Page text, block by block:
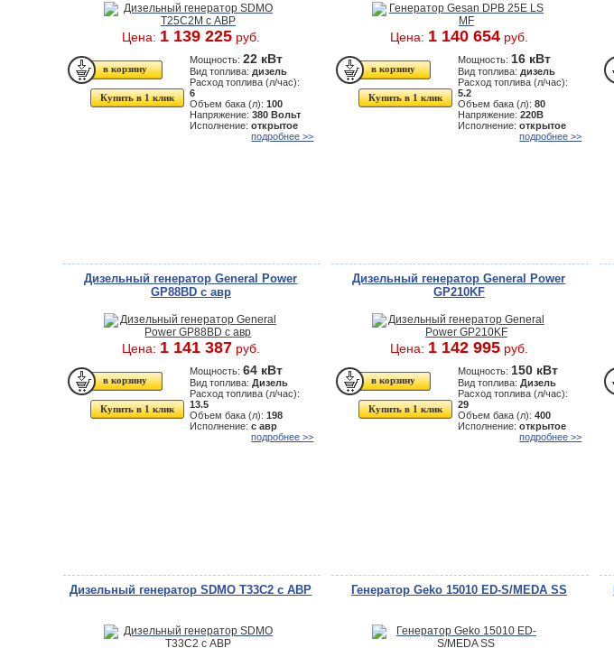
Цена: 1 139 225руб.
Купить в 1 клик
Мощность:22 кВт
Вид топлива: дизель
Расход топлива (л/час):
6
Объем бака (л):100
Напряжение:380 Вольт
Исполнение:открытое
подробнее >>
Цена: 1 140 654руб.
Купить в 1 клик
Мощность: 16 кВт
Вид топлива: дизель
Расход топлива (л/час):
5.2
Объем бака (л):80
Напряжение:220В
Исполнение:открытое
подробнее >>
Дизельный генератор General Power
GP88BD с авр
Цена: 1 141 387руб.
Купить в 1 клик
Мощность:64 кВт
Вид топлива:Дизель
Расход топлива (л/час):
13.5
Объем бака (л):198
Исполнение:с авр
подробнее >>
Дизельный генератор General Power
GP210KF
Цена: 1 142 995руб.
Купить в 1 клик
Мощность: 150 кВт
Вид топлива:Дизель
Расход топлива (л/час):
29
Объем бака (л):400
Исполнение:открытое
подробнее >>
Дизельный генератор SDMO T33C2 с АВР Генератор Geko 15010 ED-S/MEDA SS